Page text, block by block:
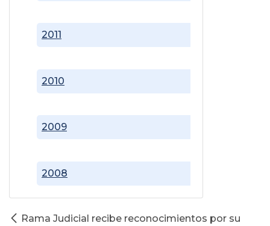
2008
2009
2010
2011
Rama Judicial recibe reconocimientos por su